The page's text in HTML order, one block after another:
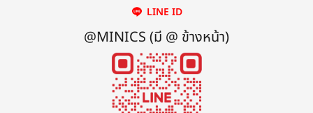
LINE ID
@MINICS (มี @ ข้างหน้า)